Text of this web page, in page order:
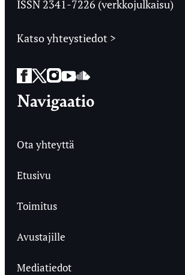
ISSN 2341-7226 (verkkojulkaisu)
Katso yhteystiedot >
Facebook
Twitter
Instagram
YouTube
SoundCloud
Navigaatio
Ota yhteyttä
Etusivu
Toimitus
Avustajille
Mediatiedot